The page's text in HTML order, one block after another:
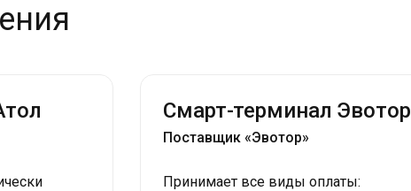
Смарт-терминал Эвотор
Поставщик «Эвотор»
Принимает все виды оплаты: